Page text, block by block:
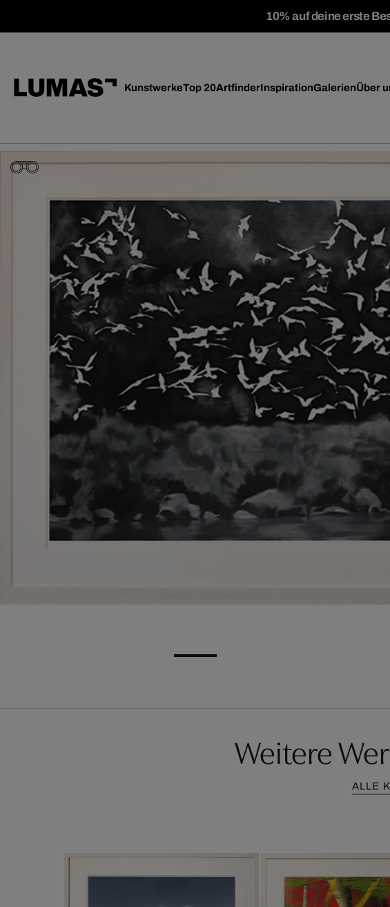
10% auf deine erste
KunstwerkeTop 20ArtfinderInspirationGalerienÜber
Weitere
ALLE